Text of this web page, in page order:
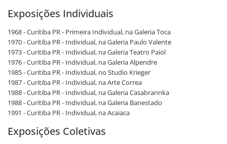
Exposições Individuais
1968 - Curitiba PR - Primeira Individual, na Galeria Toca
1970 - Curitiba PR - Individual, na Galeria Paulo Valente
1973 - Curitiba PR - Individual, na Galeria Teatro Paiol
1976 - Curitiba PR - Individual, na Galeria Alpendre
1985 - Curitiba PR - Individual, no Studio Krieger
1987 - Curitiba PR - Individual, na Arte Correa
1988 - Curitiba PR - Individual, na Galeria Casabrannka
1988 - Curitiba PR - Individual, na Galeria Banestado
1991 - Curitiba PR - Individual, na Acaiaca
Exposições Coletivas